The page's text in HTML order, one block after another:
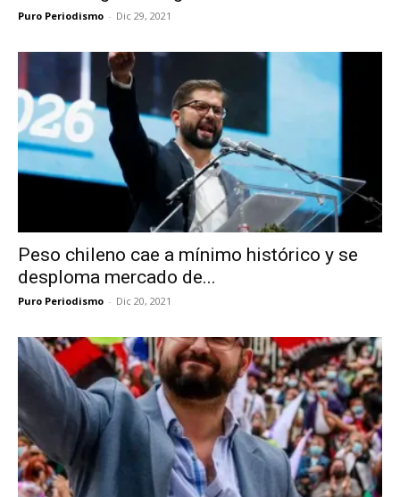
Puro Periodismo - Dic 29, 2021
Peso chileno cae a mínimo histórico y se
desploma mercado de...
Puro Periodismo - Dic 20, 2021